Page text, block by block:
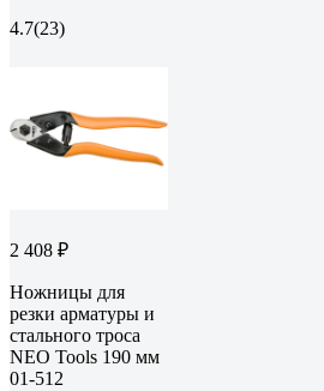
4.7(23)
2 408 ₽
Ножницы для
резки арматуры и
стального троса
NEO Tools 190 мм
01-512